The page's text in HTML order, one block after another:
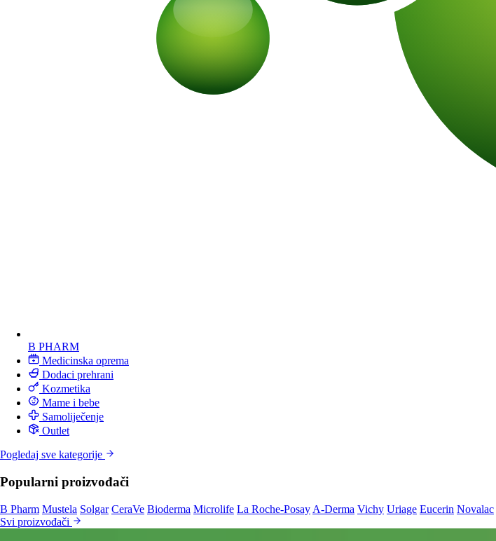
B PHARM
Medicinska oprema
Dodaci prehrani
Kozmetika
Mame i bebe
Samoliječenje
Outlet
Pogledaj sve kategorije
Popularni proizvođači
B Pharm Mustela Solgar CeraVe Bioderma Microlife La Roche-Posay A-Derma Vichy Uriage Eucerin Novalac
Svi proizvođači